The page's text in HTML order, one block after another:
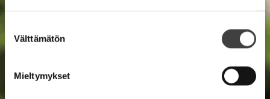
valinta
Välttämätön
Mieltymykset